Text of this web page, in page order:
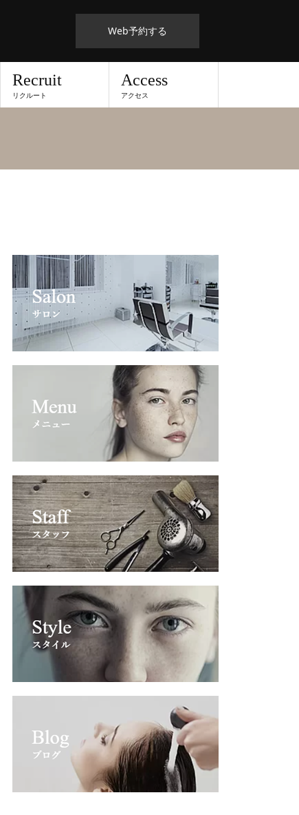
Web予約する
Recruit
リクルート
Access
アクセス